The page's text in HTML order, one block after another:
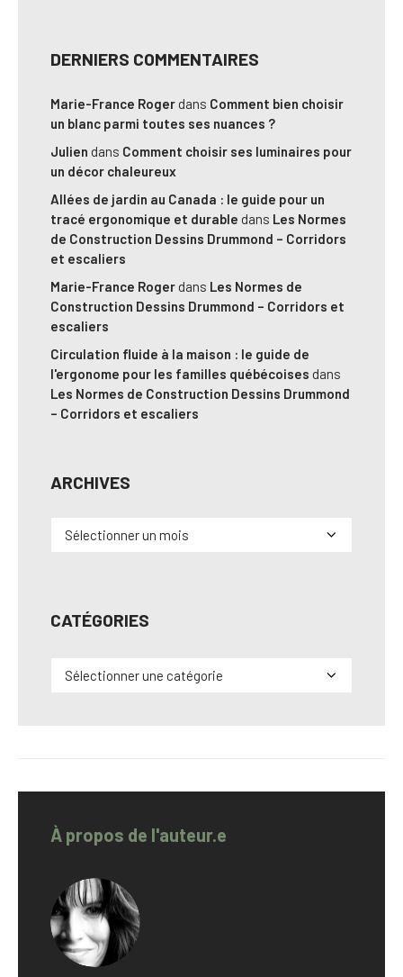
DERNIERS COMMENTAIRES
Marie-France Roger dans Comment bien choisir
un blanc parmi toutes ses nuances ?
Julien dans Comment choisir ses luminaires pour
un décor chaleureux
Allées de jardin au Canada : le guide pour un
tracé ergonomique et durable dans Les Normes
de Construction Dessins Drummond – Corridors
et escaliers
Marie-France Roger dans Les Normes de
Construction Dessins Drummond – Corridors et
escaliers
Circulation fluide à la maison : le guide de
l'ergonome pour les familles québécoises dans
Les Normes de Construction Dessins Drummond
– Corridors et escaliers
ARCHIVES
Archives
CATÉGORIES
Catégories
À propos de l'auteur.e